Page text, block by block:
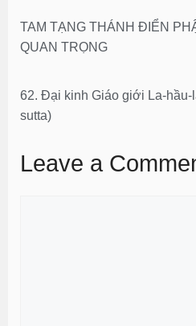
TAM TẠNG THÁNH ĐIỂN
QUAN TRỌNG
62. Ðại kinh Giáo giới La-hầu-
sutta)
Leave a